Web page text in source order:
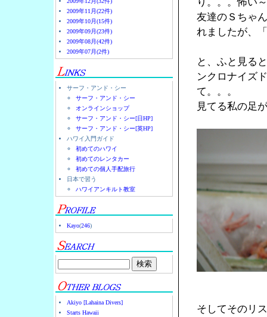
2009年11月(22件)
2009年10月(15件)
2009年09月(23件)
2009年08月(42件)
2009年07月(2件)
サーフ・アンド・シー
サーフ・アンド・シー
オンラインショップ
サーフ・アンド・シー[日HP]
サーフ・アンド・シー[英HP]
ハワイ入門ガイド
初めてのハワイ
初めてのレンタカー
初めての個人手配旅行
日本で習う
ハワイアンキルト教室
Kayo(246)
Akiyo [Lahaina Divers]
Starts Hawaii
友達のＳちゃ
れましたが、
と、ふと見る
ンクロナイズ
て。。。
見てる私の足
そしてそのリ